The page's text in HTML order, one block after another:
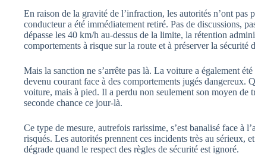
En raison de la gravité de l’infraction, les autorités n’ont
conducteur a été immédiatement retiré. Pas de discussions,
dépasse les 40 km/h au-dessus de la limite, la rétention
comportements à risque sur la route et à préserver la sécurité
Mais la sanction ne s’arrête pas là. La voiture a également
devenu courant face à des comportements jugés dangereux.
voiture, mais à pied. Il a perdu non seulement son moyen de
seconde chance ce jour-là.
Ce type de mesure, autrefois rarissime, s’est banalisé face à
risqués. Les autorités prennent ces incidents très au sérieux,
dégrade quand le respect des règles de sécurité est ignoré.